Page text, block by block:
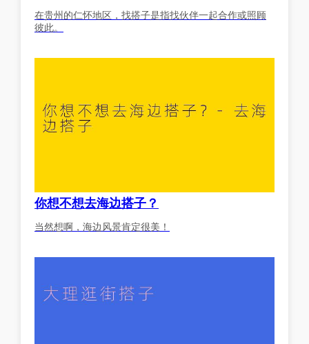
在贵州的仁怀地区，找搭子是指找伙伴一起合作或照顾
彼此。
你想不想去海边搭子？
当然想啊，海边风景肯定很美！